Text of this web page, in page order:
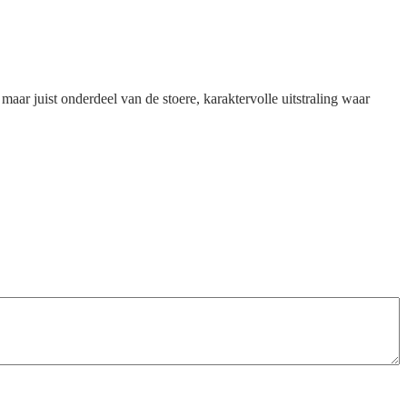
juist onderdeel van de stoere, karaktervolle uitstraling waar